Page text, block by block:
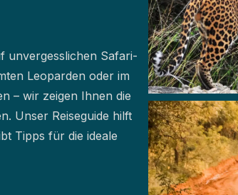
unvergesslichen Safari-
Leoparden oder im
– wir zeigen Ihnen die
Unser Reiseguide hilft
Tipps für die ideale